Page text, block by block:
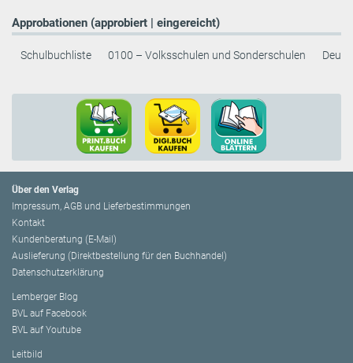
Approbationen (approbiert | eingereicht)
Schulbuchliste 0100 – Volksschulen und Sonderschulen
Über den Verlag
Impressum, AGB und Lieferbestimmungen
Kontakt
Kundenberatung (E-Mail)
Auslieferung (Direktbestellung für den Buchhandel)
Datenschutzerklärung
Lemberger Blog
BVL auf Facebook
BVL auf Youtube
Leitbild